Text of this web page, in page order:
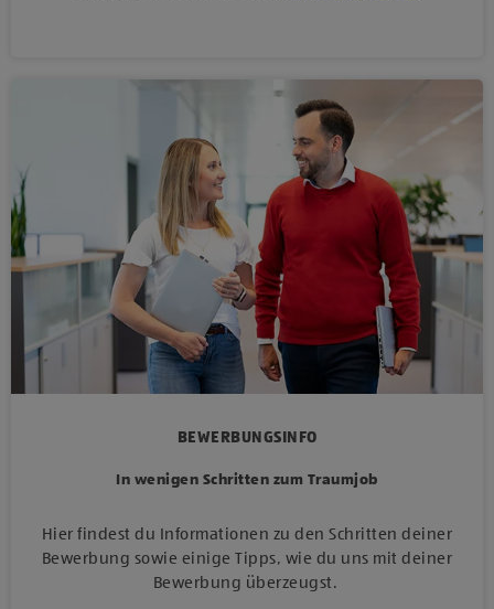
BEWERBUNGSINFO
In wenigen Schritten zum Traumjob
Hier findest du Informationen zu den Schritten deiner
Bewerbung sowie einige Tipps, wie du uns mit deiner
Bewerbung überzeugst.